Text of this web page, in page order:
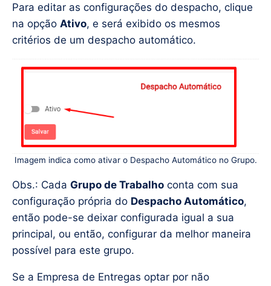
Para editar as configurações do despacho, clique
na opção Ativo, e será exibido os mesmos
critérios de um despacho automático.
Imagem indica como ativar o Despacho Automático no Grupo.
Obs.: Cada Grupo de Trabalho conta com sua
configuração própria do Despacho Automático,
então pode-se deixar configurada igual a sua
principal, ou então, configurar da melhor maneira
possível para este grupo.
Se a Empresa de Entregas optar por não